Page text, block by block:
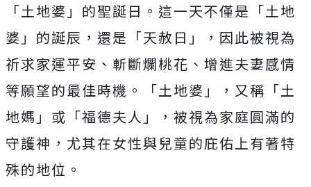
「土地婆」的聖誕日。這一天不僅是「土地
婆」的誕辰，還是「天赦日」，因此被視為
祈求家運平安、斬斷爛桃花、增進夫妻感情
等願望的最佳時機。「土地婆」，又稱「土
地媽」或「福德夫人」，被視為家庭圓滿的
守護神，尤其在女性與兒童的庇佑上有著特
殊的地位。